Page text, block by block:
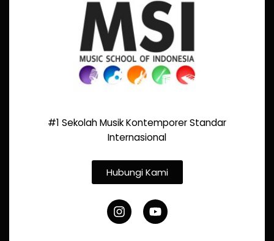
#1 Sekolah Musik Kontemporer Standar
Internasional
Hubungi Kami